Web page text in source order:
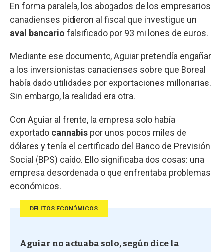
En forma paralela, los abogados de los empresarios
canadienses pidieron al fiscal que investigue un
aval bancario falsificado por 93 millones de euros.
Mediante ese documento, Aguiar pretendía engañar
a los inversionistas canadienses sobre que Boreal
había dado utilidades por exportaciones millonarias.
Sin embargo, la realidad era otra.
Con Aguiar al frente, la empresa solo había
exportado cannabis por unos pocos miles de
dólares y tenía el certificado del Banco de Previsión
Social (BPS) caído. Ello significaba dos cosas: una
empresa desordenada o que enfrentaba problemas
económicos.
DELITOS ECONÓMICOS
Aguiar no actuaba solo, según dice la